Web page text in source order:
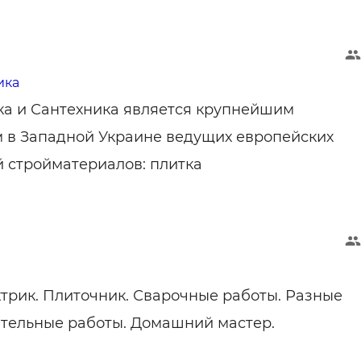
и Сантехника является крупнейшим
в Западной Украине ведущих европейских
плитка
Плиточник. Сварочные работы. Разные
работы. Домашний мастер.